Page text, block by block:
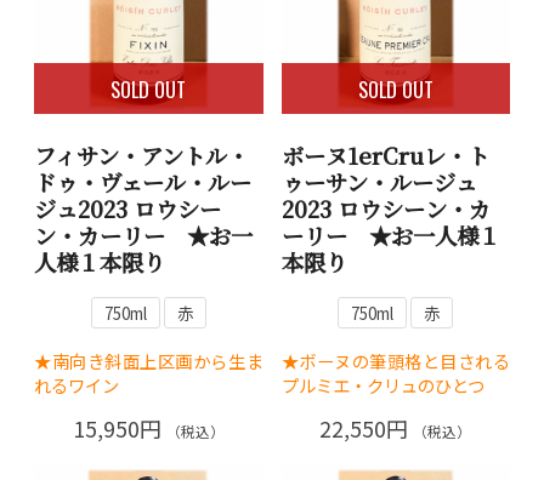
SOLD OUT
フィサン・アントル・
ドゥ・ヴェール・ルー
ジュ2023 ロウシー
ン・カーリー ★お一
人様１本限り
750ml 赤
★南向き斜面上区画から生ま
れるワイン
15,950円 （税込）
SOLD OUT
ボーヌ1erCruレ・ト
ゥーサン・ルージュ
2023 ロウシーン・カ
ーリー ★お一人様１
本限り
750ml 赤
★ボーヌの筆頭格と目される
プルミエ・クリュのひとつ
22,550円 （税込）